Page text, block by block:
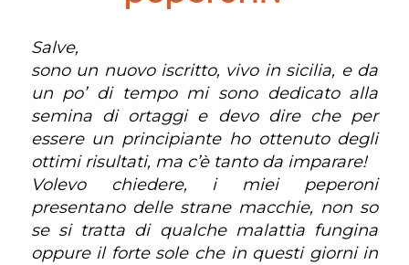
Salve,
sono un nuovo iscritto, vivo in sicilia, e da
un po’ di tempo mi sono dedicato alla
semina di ortaggi e devo dire che per
essere un principiante ho ottenuto degli
ottimi risultati, ma c’è tanto da imparare!
Volevo chiedere, i miei peperoni
presentano delle strane macchie, non so
se si tratta di qualche malattia fungina
oppure il forte sole che in questi giorni in